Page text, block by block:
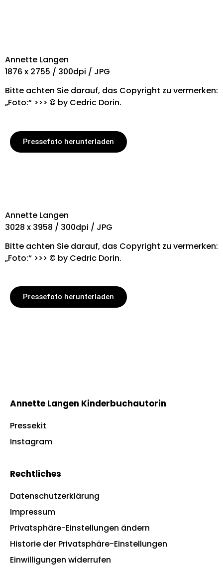
Annette Langen
1876 x 2755 / 300dpi / JPG
Bitte achten Sie darauf, das Copyright zu vermerken:
„Foto:“ >>> © by Cedric Dorin.
Pressefoto herunterladen
Annette Langen
3028 x 3958 / 300dpi / JPG
Bitte achten Sie darauf, das Copyright zu vermerken:
„Foto:“ >>> © by Cedric Dorin.
Pressefoto herunterladen
Annette Langen Kinderbuchautorin
Pressekit
Instagram
Rechtliches
Datenschutzerklärung
Impressum
Privatsphäre-Einstellungen ändern
Historie der Privatsphäre-Einstellungen
Einwilligungen widerrufen